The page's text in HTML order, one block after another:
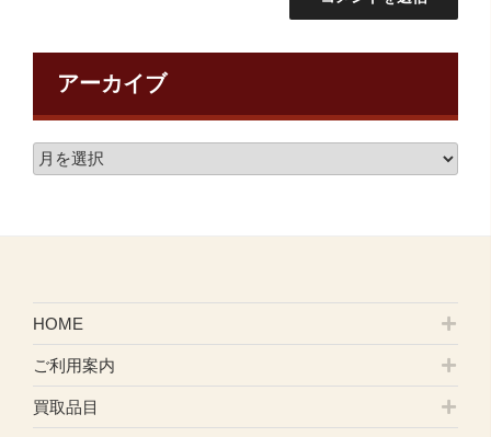
アーカイブ
HOME
ご利用案内
買取品目